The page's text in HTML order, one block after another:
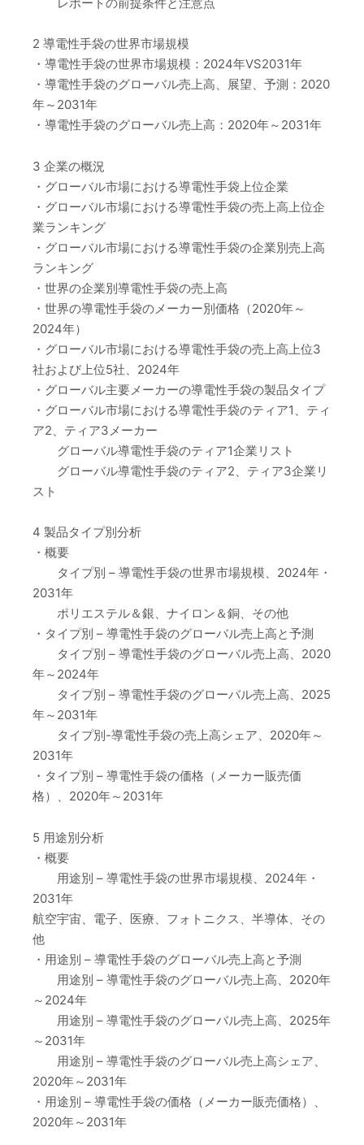
2 導電性手袋の世界市場規模
・導電性手袋の世界市場規模：2024年VS2031年
・導電性手袋のグローバル売上高、展望、予測：2020
年～2031年
・導電性手袋のグローバル売上高：2020年～2031年
3 企業の概況
・グローバル市場における導電性手袋上位企業
・グローバル市場における導電性手袋の売上高上位企
業ランキング
・グローバル市場における導電性手袋の企業別売上高
ランキング
・世界の企業別導電性手袋の売上高
・世界の導電性手袋のメーカー別価格（2020年～
2024年）
・グローバル市場における導電性手袋の売上高上位3
社および上位5社、2024年
・グローバル主要メーカーの導電性手袋の製品タイプ
・グローバル市場における導電性手袋のティア1、ティ
ア2、ティア3メーカー
グローバル導電性手袋のティア1企業リスト
グローバル導電性手袋のティア2、ティア3企業リ
スト
4 製品タイプ別分析
・概要
タイプ別 – 導電性手袋の世界市場規模、2024年・
2031年
ポリエステル＆銀、ナイロン＆銅、その他
・タイプ別 – 導電性手袋のグローバル売上高と予測
タイプ別 – 導電性手袋のグローバル売上高、2020
年～2024年
タイプ別 – 導電性手袋のグローバル売上高、2025
年～2031年
タイプ別-導電性手袋の売上高シェア、2020年～
2031年
・タイプ別 – 導電性手袋の価格（メーカー販売価
格）、2020年～2031年
5 用途別分析
・概要
用途別 – 導電性手袋の世界市場規模、2024年・
2031年
航空宇宙、電子、医療、フォトニクス、半導体、その
他
・用途別 – 導電性手袋のグローバル売上高と予測
用途別 – 導電性手袋のグローバル売上高、2020年
～2024年
用途別 – 導電性手袋のグローバル売上高、2025年
～2031年
用途別 – 導電性手袋のグローバル売上高シェア、
2020年～2031年
・用途別 – 導電性手袋の価格（メーカー販売価格）、
2020年～2031年